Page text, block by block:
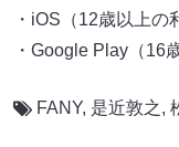
・iOS（12歳以上の
・Google Play（16
FANY, 是近敦之,